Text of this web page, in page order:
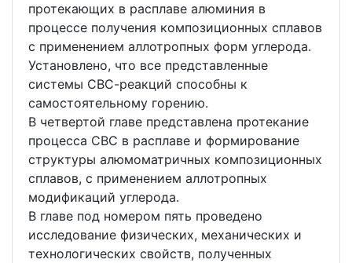
протекающих в расплаве алюминия в
процессе получения композиционных сплавов
с применением аллотропных форм углерода.
Установлено, что все представленные
системы СВС-реакций способны к
самостоятельному горению.
В четвертой главе представлена протекание
процесса СВС в расплаве и формирование
структуры алюмоматричных композиционных
сплавов, с применением аллотропных
модификаций углерода.
В главе под номером пять проведено
исследование физических, механических и
технологических свойств, полученных